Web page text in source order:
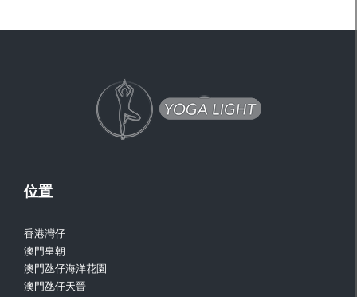
位置
香港灣仔
澳門皇朝
澳門氹仔海洋花園
澳門氹仔天晉